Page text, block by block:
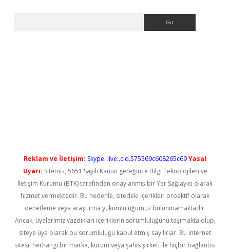
Reklam ve İletişim: Skype: live:.cid.575569c608265c69Yasal
Uyarı: Sitemiz, 5651 Sayılı Kanun gereğince Bilgi Teknolojileri ve
İletişim Kurumu (BTK) tarafından onaylanmış bir Yer Sağlayıcı olarak
hizmet vermektedir. Bu nedenle, sitedeki içerikleri proaktif olarak
denetleme veya araştırma yükümlülüğümüz bulunmamaktadır.
Ancak, üyelerimiz yazdıkları içeriklerin sorumluluğunu taşımakta olup,
siteye üye olarak bu sorumluluğu kabul etmiş sayılırlar. Bu internet
sitesi, herhangi bir marka, kurum veya şahıs şirketi ile hiçbir bağlantısı